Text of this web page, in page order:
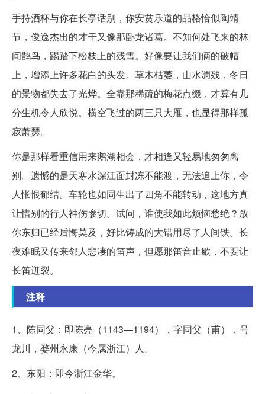
手持酒杯与你在长亭话别，你安贫乐道的品格恰似陶靖
节，俊逸杰出的才干又像那卧龙诸葛。不知何处飞来的林
间鹊鸟，踢踏下松枝上的残雪。好像要让我们俩的破帽
上，增添上许多花白的头发。草木枯萎，山水凋残，冬日
的景物都失去了光烨。全靠那稀疏的梅花点缀，才算有几
分生机令人欣悦。横空飞过的两三只大雁，也显得那样孤
寂萧瑟。
你是那样看重信用来鹅湖相会，才相逢又轻易地匆匆离
别。遗憾的是天寒水深江面封冻不能渡，无法追上你，令
人怅恨郁结。车轮也如同生出了四角不能转动，这地方真
让惜别的行人神伤惨切。试问，谁使我如此烦恼愁绝？放
你东归已经后悔莫及，好比铸成的大错用尽了人间铁。长
夜难眠又传来邻人悲凄的笛声，但愿那笛音止歇，不要让
长笛迸裂。
注释
1、陈同父：即陈亮（1143—1194），字同父（甫），号
龙川，婺州永康（今属浙江）人。
2、东阳：即今浙江金华。